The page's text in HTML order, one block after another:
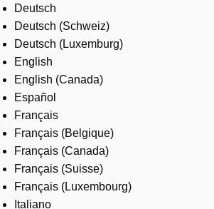
About us
Where to buy
Contact us
Careers
Deutsch
Deutsch (Schweiz)
Deutsch (Luxemburg)
English
English (Canada)
Español
Français
Français (Belgique)
Français (Canada)
Français (Suisse)
Français (Luxembourg)
Italiano